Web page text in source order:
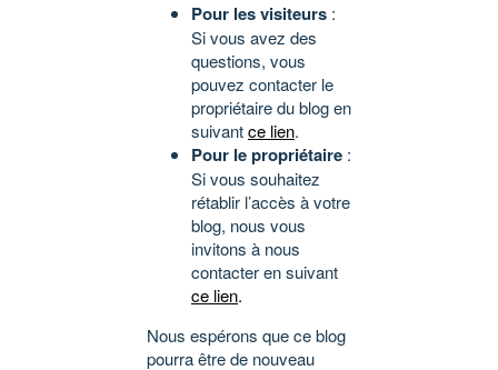
Pour les visiteurs :
Si vous avez des
questions, vous
pouvez contacter le
propriétaire du blog en
suivantce lien.
Pour le propriétaire :
Si vous souhaitez
rétablir l’accès à votre
blog, nous vous
invitons à nous
contacter en suivant
ce lien.
Nous espérons que ce blog
pourra être de nouveau